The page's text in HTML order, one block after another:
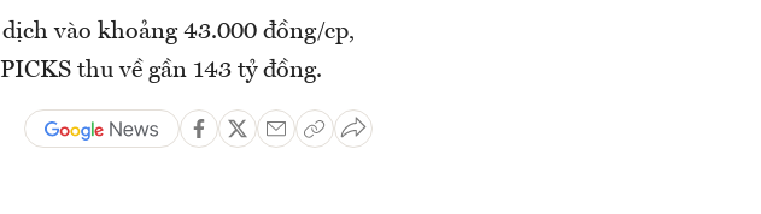
vào khoảng 43.000 đồng/cp,
thu về gần 143 tỷ đồng.